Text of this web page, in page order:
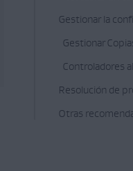
Gestionar la
Gestionar
Controladores
Resolución de
Otras